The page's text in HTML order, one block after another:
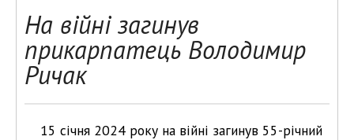
На війні загинув
прикарпатець Володимир
Ричак
15 січня 2024 року на війні загинув 55-річний